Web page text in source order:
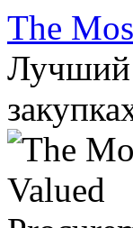
Перейти
содержимому
The
Лучший